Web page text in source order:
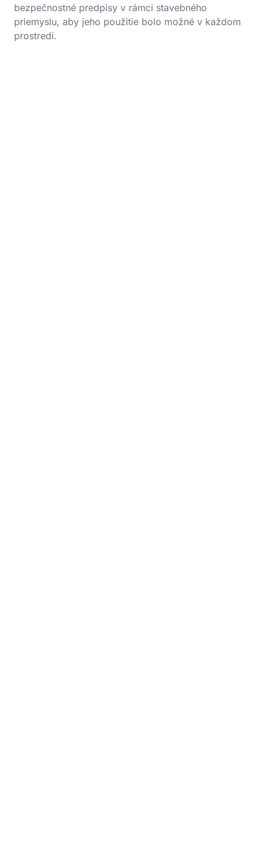
bezpečnostné predpisy v rámci stavebného
priemyslu, aby jeho použitie bolo možné v každom
prostredí.